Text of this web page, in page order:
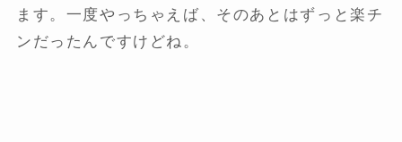
ます。一度やっちゃえば、そのあとはずっと楽チ
ンだったんですけどね。